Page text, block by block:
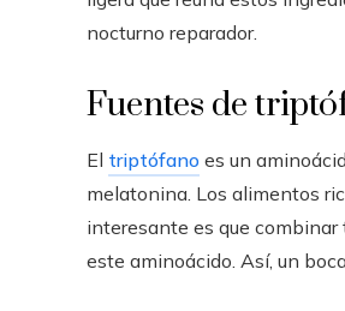
nocturno reparador.
Fuentes de
El triptófano es un
melatonina. Los alimentos
interesante es que
este aminoácido. Así, un